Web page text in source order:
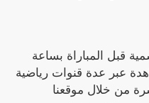
قبل المباراة بساعة
عبر عدة قنوات رياضية
من خلال موقعنا